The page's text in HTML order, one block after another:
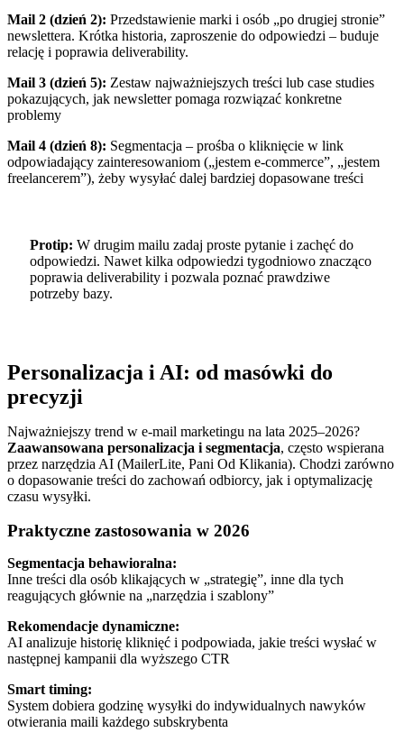
Mail 2 (dzień 2): Przedstawienie marki i osób „po drugiej stronie”
newslettera. Krótka historia, zaproszenie do odpowiedzi – buduje
relację i poprawia deliverability.
Mail 3 (dzień 5): Zestaw najważniejszych treści lub case studies
pokazujących, jak newsletter pomaga rozwiązać konkretne
problemy
Mail 4 (dzień 8): Segmentacja – prośba o kliknięcie w link
odpowiadający zainteresowaniom („jestem e-commerce”, „jestem
freelancerem”), żeby wysyłać dalej bardziej dopasowane treści
Protip: W drugim mailu zadaj proste pytanie i zachęć do
odpowiedzi. Nawet kilka odpowiedzi tygodniowo znacząco
poprawia deliverability i pozwala poznać prawdziwe
potrzeby bazy.
Personalizacja i AI: od masówki do
precyzji
Najważniejszy trend w e-mail marketingu na lata 2025–2026?
Zaawansowana personalizacja i segmentacja, często wspierana
przez narzędzia AI (MailerLite, Pani Od Klikania). Chodzi zarówno
o dopasowanie treści do zachowań odbiorcy, jak i optymalizację
czasu wysyłki.
Praktyczne zastosowania w 2026
Segmentacja behawioralna:
Inne treści dla osób klikających w „strategię”, inne dla tych
reagujących głównie na „narzędzia i szablony”
Rekomendacje dynamiczne:
AI analizuje historię kliknięć i podpowiada, jakie treści wysłać w
następnej kampanii dla wyższego CTR
Smart timing:
System dobiera godzinę wysyłki do indywidualnych nawyków
otwierania maili każdego subskrybenta